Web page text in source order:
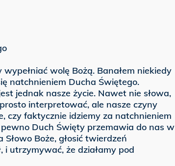
wolę Bożą. Banałem niekiedy
natchnieniem Ducha Świętego.
jednak nasze życie. Nawet nie słowa,
interpretować, ale nasze czyny
czy faktycznie idziemy za natchnieniem
Duch Święty przemawia do nas w
Słowo Boże, głosić twierdzeń
i utrzymywać, że działamy pod